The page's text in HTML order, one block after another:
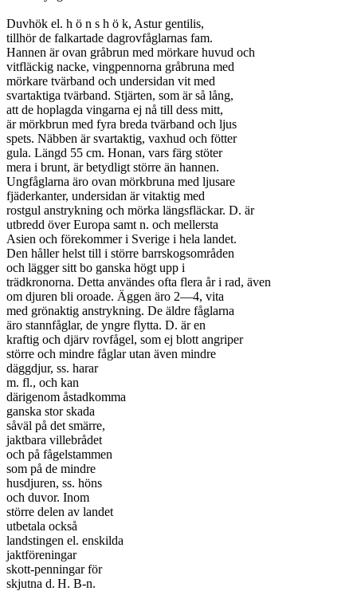
Duvhök el. h ö n s h ö k, Astur gentilis,
tillhör de falkartade dagrovfåglarnas fam.
Hannen är ovan gråbrun med mörkare huvud och
vitfläckig nacke, vingpennorna gråbruna med
mörkare tvärband och undersidan vit med
svartaktiga tvärband. Stjärten, som är så lång,
att de hoplagda vingarna ej nå till dess mitt,
är mörkbrun med fyra breda tvärband och ljus
spets. Näbben är svartaktig, vaxhud och fötter
gula. Längd 55 cm. Honan, vars färg stöter
mera i brunt, är betydligt större än hannen.
Ungfåglarna äro ovan mörkbruna med ljusare
fjäderkanter, undersidan är vitaktig med
rostgul anstrykning och mörka längsfläckar. D. är
utbredd över Europa samt n. och mellersta
Asien och förekommer i Sverige i hela landet.
Den håller helst till i större barrskogsområden
och lägger sitt bo ganska högt upp i
trädkronorna. Detta användes ofta flera år i rad, även
om djuren bli oroade. Äggen äro 2—4, vita
med grönaktig anstrykning. De äldre fåglarna
äro stannfåglar, de yngre flytta. D. är en
kraftig och djärv rovfågel, som ej blott angriper
större och mindre fåglar utan även mindre
däggdjur, ss. harar
m. fl., och kan
därigenom åstadkomma
ganska stor skada
såväl på det smärre,
jaktbara villebrådet
och på fågelstammen
som på de mindre
husdjuren, ss. höns
och duvor. Inom
större delen av landet
utbetala också
landstingen el. enskilda
jaktföreningar
skott-penningar för
skjutna d.	H. B-n.